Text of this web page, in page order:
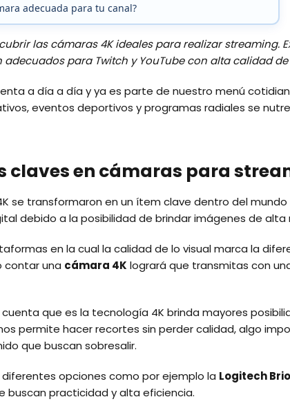
adecuada para tu canal?
las cámaras 4K ideales para realizar streaming.
adecuados para Twitch y YouTube con alta calidad
a día a día y ya es parte de nuestro menú
eventos deportivos y programas radiales se
claves en cámaras para
se transformaron en un ítem clave dentro del mundo
debido a la posibilidad de brindar imágenes de alta
en la cual la calidad de lo visual marca la
contar una cámara 4K logrará que transmitas con
que es la tecnología 4K brinda mayores
permite hacer recortes sin perder calidad, algo
que buscan sobresalir.
opciones como por ejemplo la Logitech
buscan practicidad y alta eficiencia.